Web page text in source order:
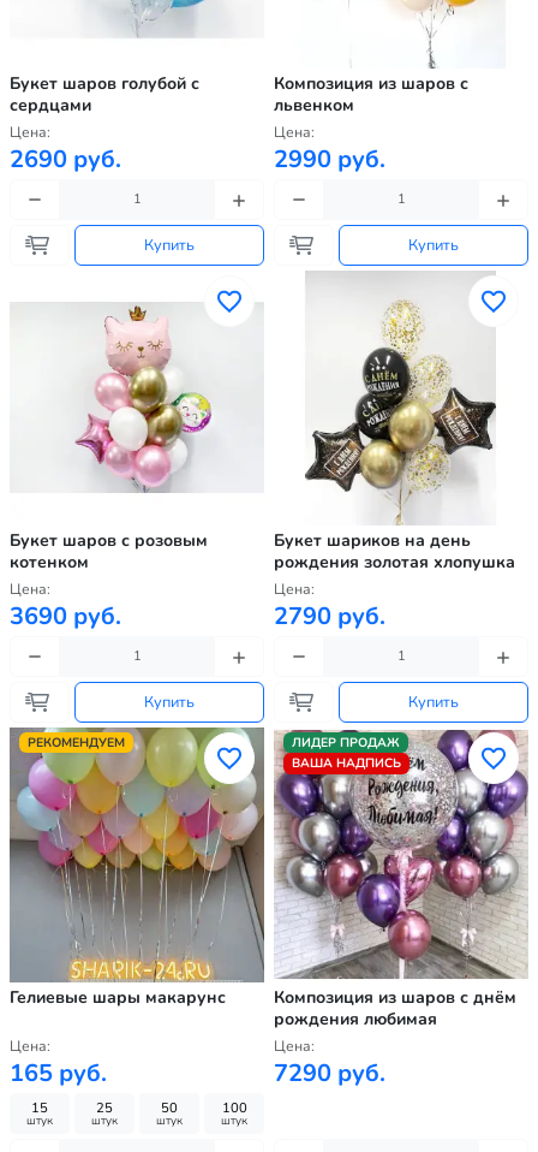
Букет шаров голубой с
сердцами
Цена:
2690 руб.
Купить
Композиция из шаров с
львенком
Цена:
2990 руб.
Купить
Букет шаров с розовым
котенком
Цена:
3690 руб.
Купить
Букет шариков на день
рождения золотая хлопушка
Цена:
2790 руб.
Купить
РЕКОМЕНДУЕМ
Гелиевые шары макарунс
Цена:
165 руб.
15
штук
25
штук
50
штук
100
штук
ЛИДЕР ПРОДАЖ
ВАША НАДПИСЬ
Композиция из шаров с днём
рождения любимая
Цена:
7290 руб.